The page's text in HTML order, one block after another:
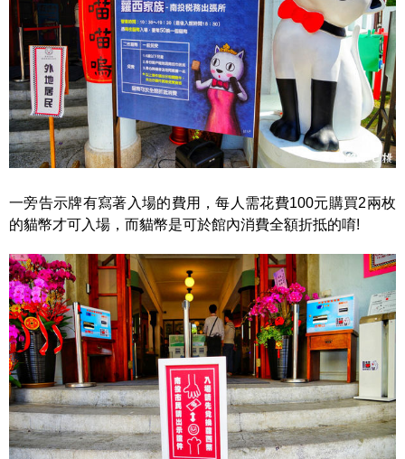
一旁告示牌有寫著入場的費用，每人需花費100元購買2兩枚
的貓幣才可入場，而貓幣是可於館內消費全額折抵的唷!